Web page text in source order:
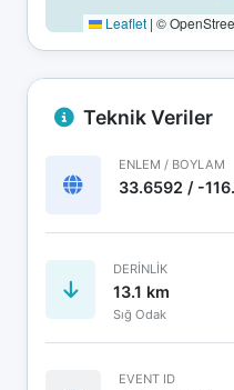
Leaflet | ©
Teknik Veriler
ENLEM / BOYLAM
33.6592 / -
DERINLIK
13.1 km
Sığ Odak
EVENT ID